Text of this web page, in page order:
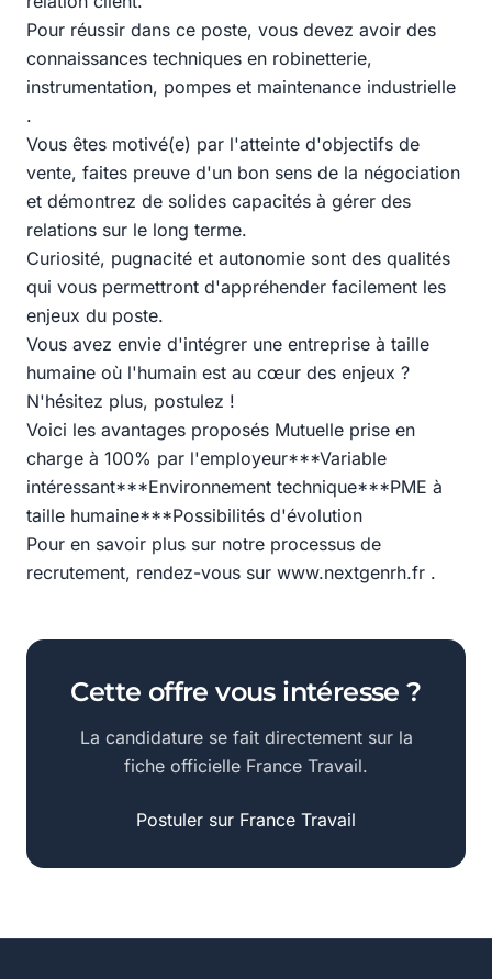
Pour réussir dans ce poste, vous devez avoir des
connaissances techniques en robinetterie,
instrumentation, pompes et maintenance industrielle
.
Vous êtes motivé(e) par l'atteinte d'objectifs de
vente, faites preuve d'un bon sens de la négociation
et démontrez de solides capacités à gérer des
relations sur le long terme.
Curiosité, pugnacité et autonomie sont des qualités
qui vous permettront d'appréhender facilement les
enjeux du poste.
Vous avez envie d'intégrer une entreprise à taille
humaine où l'humain est au cœur des enjeux ?
N'hésitez plus, postulez !
Voici les avantages proposés Mutuelle prise en
charge à 100% par l'employeur***Variable
intéressant***Environnement technique***PME à
taille humaine***Possibilités d'évolution
Pour en savoir plus sur notre processus de
recrutement, rendez-vous sur www.nextgenrh.fr .
Cette offre vous intéresse ?
La candidature se fait directement sur la
fiche officielle France Travail.
Postuler sur France Travail